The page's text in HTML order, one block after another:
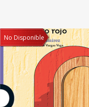
No Disponible